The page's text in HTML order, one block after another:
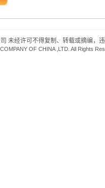
未经许可不得复制、转载或摘编，
OF CHINA ,LTD. All Rights